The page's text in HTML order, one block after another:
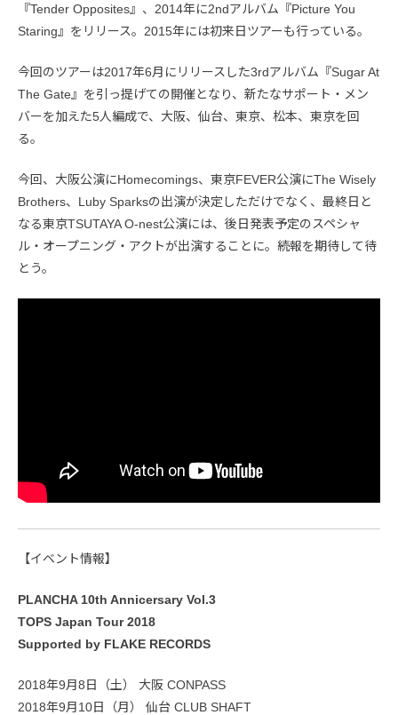
『Tender Opposites』、2014年に2ndアルバム『Picture You
Staring』をリリース。2015年には初来日ツアーも行っている。
今回のツアーは2017年6月にリリースした3rdアルバム『Sugar At
The Gate』を引っ提げての開催となり、新たなサポート・メン
バーを加えた5人編成で、大阪、仙台、東京、松本、東京を回
る。
今回、大阪公演にHomecomings、東京FEVER公演にThe Wisely
Brothers、Luby Sparksの出演が決定しただけでなく、最終日と
なる東京TSUTAYA O-nest公演には、後日発表予定のスペシャ
ル・オープニング・アクトが出演することに。続報を期待して待
とう。
【イベント情報】
PLANCHA 10th Annicersary Vol.3
TOPS Japan Tour 2018
Supported by FLAKE RECORDS
2018年9月8日（土） 大阪 CONPASS
2018年9月10日（月） 仙台 CLUB SHAFT